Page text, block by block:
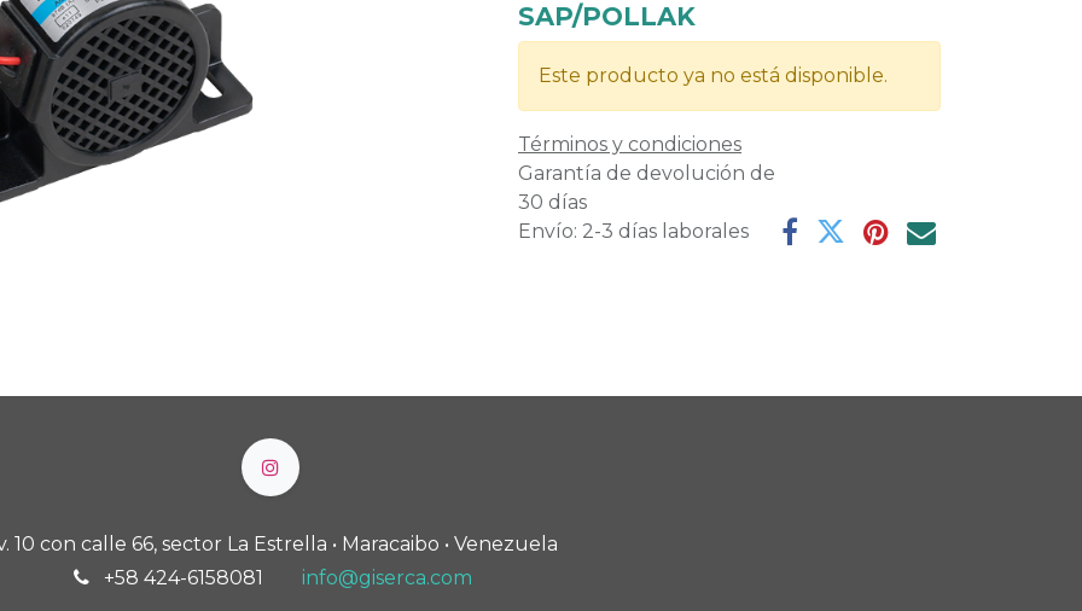
SAP/POLLAK
Este producto ya no está disponible.
Términos y condiciones
Garantía de devolución de
30 días
Envío: 2-3 días laborales
10 con calle 66, sector La Estrella • Maracaibo • Venezuela
+58 424-6158081
info@giserca.com